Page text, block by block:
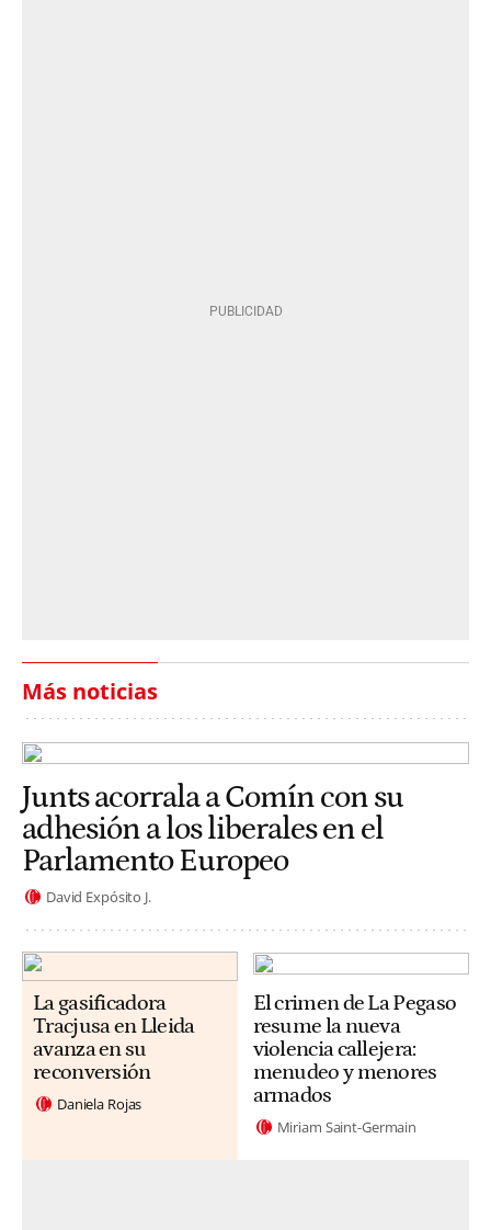
Más noticias
Junts acorrala a Comín con su
adhesión a los liberales en el
Parlamento Europeo
David Expósito J.
La gasificadora
Tracjusa en Lleida
avanza en su
reconversión
Daniela Rojas
El crimen de La Pegaso
resume la nueva
violencia callejera:
menudeo y menores
armados
Miriam Saint-Germain